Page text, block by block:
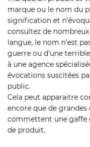
marque ou le nom du
signification et
consultez de
langue, le nom n'est
guerre ou d'une
à une agence
évocations suscitées
public.
Cela peut apparaitre
encore que de
commettent une gaffe
de produit.